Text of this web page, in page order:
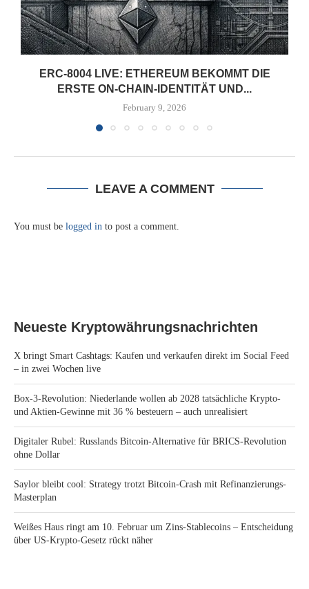
ERC-8004 LIVE: ETHEREUM BEKOMMT DIE
ERSTE ON-CHAIN-IDENTITÄT UND...
February 9, 2026
LEAVE A COMMENT
You must be logged in to post a comment.
Neueste Kryptowährungsnachrichten
X bringt Smart Cashtags: Kaufen und verkaufen direkt im Social Feed
– in zwei Wochen live
Box-3-Revolution: Niederlande wollen ab 2028 tatsächliche Krypto-
und Aktien-Gewinne mit 36 % besteuern – auch unrealisiert
Digitaler Rubel: Russlands Bitcoin-Alternative für BRICS-Revolution
ohne Dollar
Saylor bleibt cool: Strategy trotzt Bitcoin-Crash mit Refinanzierungs-
Masterplan
Weißes Haus ringt am 10. Februar um Zins-Stablecoins – Entscheidung
über US-Krypto-Gesetz rückt näher